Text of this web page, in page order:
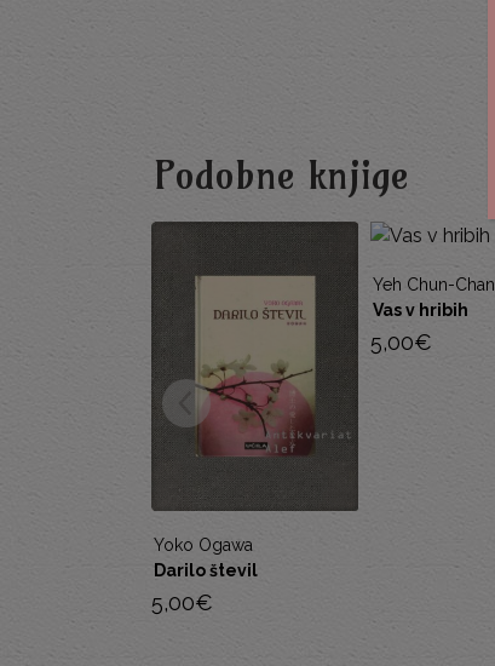
Podobne knjige
Yoko Ogawa
Darilo števil
5,00€
Yeh Chun-Chan
Vas v hribih
5,00€